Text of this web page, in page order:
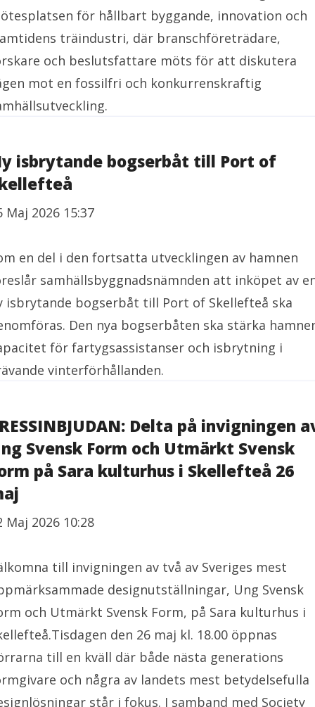
för hållbart byggande, innovation och
träindustri, där branschföreträdare,
och beslutsfattare möts för att diskutera
mot en fossilfri och konkurrenskraftig
isbrytande bogserbåt till Port of
Maj 2026 15:37
en del i den fortsatta utvecklingen av hamnen
samhällsbyggnadsnämnden att inköpet av
isbrytande bogserbåt till Port of Skellefteå ska
Den nya bogserbåten ska stärka
för fartygsassistanser och isbrytning i
vinterförhållanden.
Delta på invigningen
Svensk Form och Utmärkt Svensk
på Sara kulturhus i Skellefteå 26
Maj 2026 10:28
till invigningen av två av Sveriges mest
designutställningar, Ung Svensk
och Utmärkt Svensk Form, på Sara kulturhus i
den 26 maj kl. 18.00 öppnas
till en kväll där både nästa generations
och några av landets mest betydelsefulla
står i fokus. I samband med Society